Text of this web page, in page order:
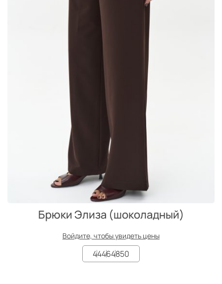
Брюки Элиза (шоколадный)
Войдите, чтобы увидеть цены
44464850